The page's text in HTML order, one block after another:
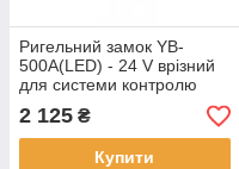
Ригельний замок YB-
500A(LED) - 24 V врізний
для системи контролю
доступу
2 125 ₴
Купити